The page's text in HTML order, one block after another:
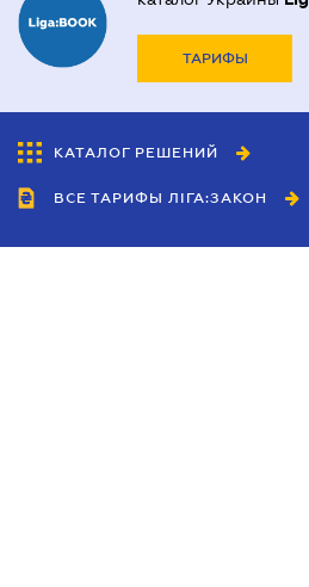
ТАРИФЫ
КАТАЛОГ РЕШЕНИЙ
ВСЕ ТАРИФЫ ЛІГА:ЗАКОН